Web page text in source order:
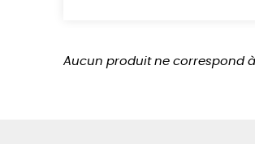
Aucun produit ne correspond